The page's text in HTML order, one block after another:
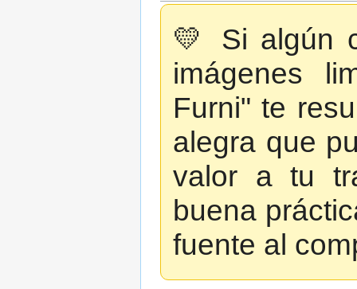
💛 Si algún
imágenes
Furni" te
alegra que
valor a tu
buena
fuente al